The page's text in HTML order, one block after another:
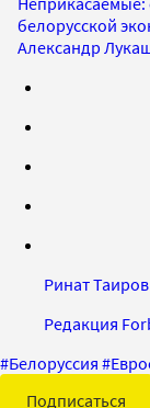
белорусской
Александр
Ринат Таиров
Редакция
#Белоруссия #
Подписаться